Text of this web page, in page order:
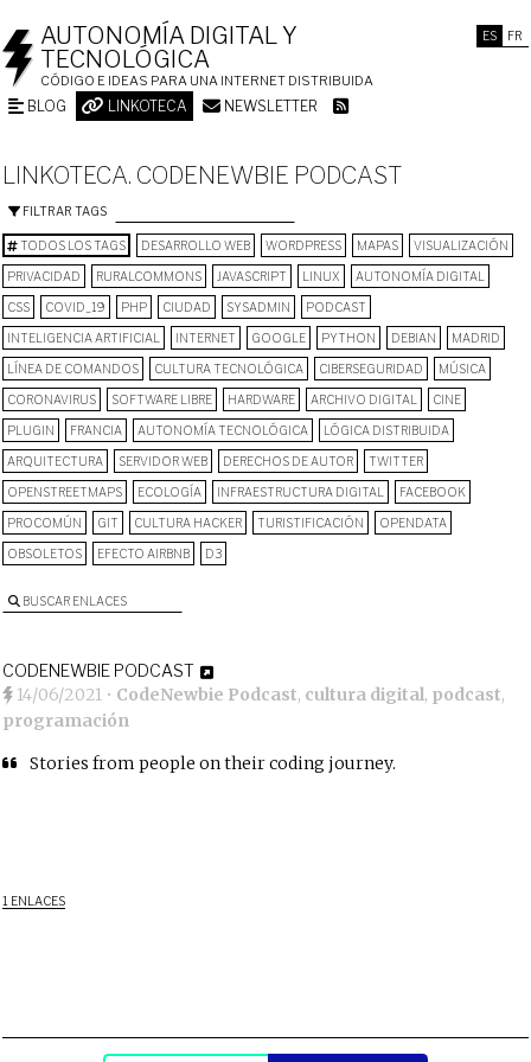
ES FR
AUTONOMÍA DIGITAL Y
TECNOLÓGICA
CÓDIGO E IDEAS PARA UNA INTERNET DISTRIBUIDA
BLOG LINKOTECA NEWSLETTER
LINKOTECA. CODENEWBIE PODCAST
FILTRAR TAGS
TODOS LOS TAGS DESARROLLO WEB WORDPRESS MAPAS VISUALIZACIÓN
PRIVACIDAD RURALCOMMONS JAVASCRIPT LINUX AUTONOMÍA DIGITAL
CSS COVID_19 PHP CIUDAD SYSADMIN PODCAST
INTELIGENCIA ARTIFICIAL INTERNET GOOGLE PYTHON DEBIAN MADRID
LÍNEA DE COMANDOS CULTURA TECNOLÓGICA CIBERSEGURIDAD MÚSICA
CORONAVIRUS SOFTWARE LIBRE HARDWARE ARCHIVO DIGITAL CINE
PLUGIN FRANCIA AUTONOMÍA TECNOLÓGICA LÓGICA DISTRIBUIDA
ARQUITECTURA SERVIDOR WEB DERECHOS DE AUTOR TWITTER
OPENSTREETMAPS ECOLOGÍA INFRAESTRUCTURA DIGITAL FACEBOOK
PROCOMÚN GIT CULTURA HACKER TURISTIFICACIÓN OPENDATA
OBSOLETOS EFECTO AIRBNB D3
BUSCAR ENLACES
CODENEWBIE PODCAST
14/06/2021 • CodeNewbie Podcast, cultura digital, podcast,
programación
Stories from people on their coding journey.
1 ENLACES